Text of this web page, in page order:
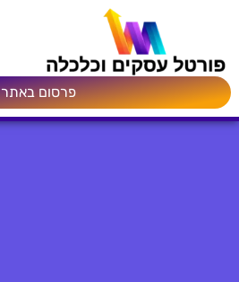
פרסום באתר